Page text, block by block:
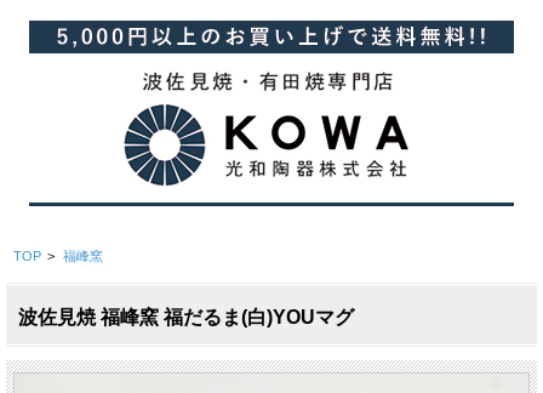
TOP > 福峰窯
波佐見焼 福峰窯 福だるま(白)YOUマグ